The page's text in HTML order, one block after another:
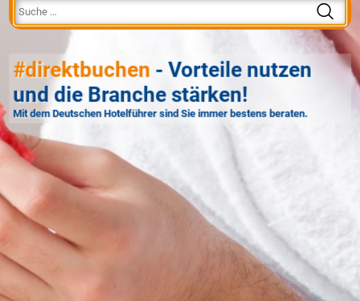
#direktbuchen - Vorteile nutzen
und die Branche stärken!
Mit dem Deutschen Hotelführer sind Sie immer bestens beraten.